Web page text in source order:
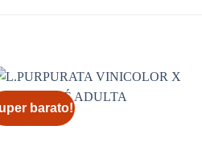
barato!